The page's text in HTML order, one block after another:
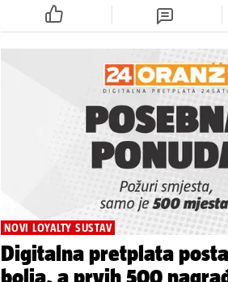
NOVI LOYALTY SUSTAV
Digitalna pretplata
bolja, a prvih 500